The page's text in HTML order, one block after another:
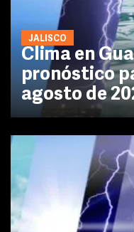
JALISCO
Clima en
pronóstico
agosto de